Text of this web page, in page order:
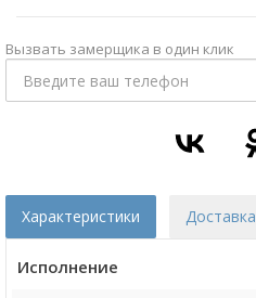
Вызвать замерщика в один клик
Характеристики Доставка
Исполнение